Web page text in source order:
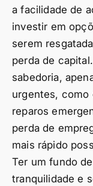
a facilidade de
investir em
serem
perda de
sabedoria,
urgentes, como
reparos
perda de
mais rápido
Ter um fundo
tranquilidade e